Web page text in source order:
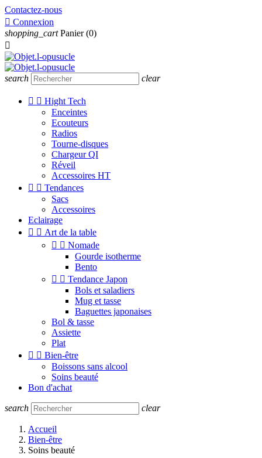
Contactez-nous
 Connexion
shopping_cart Panier (0)

search clear
  Hight Tech
Enceintes
Ecouteurs
Radios
Tourne-disques
Chargeur QI
Réveil
Accessoires HT
  Tendances
Sacs
Accessoires
Eclairage
  Art de la table
  Nomade
Gourde isotherme
Bento
  Tendance Japon
Bols et saladiers
Mug et tasse
Baguettes japonaises
Bol & tasse
Assiette
Plat
  Bien-être
Boissons sans alcool
Soins beauté
Bon d'achat
search clear
Accueil
Bien-être
Soins beauté